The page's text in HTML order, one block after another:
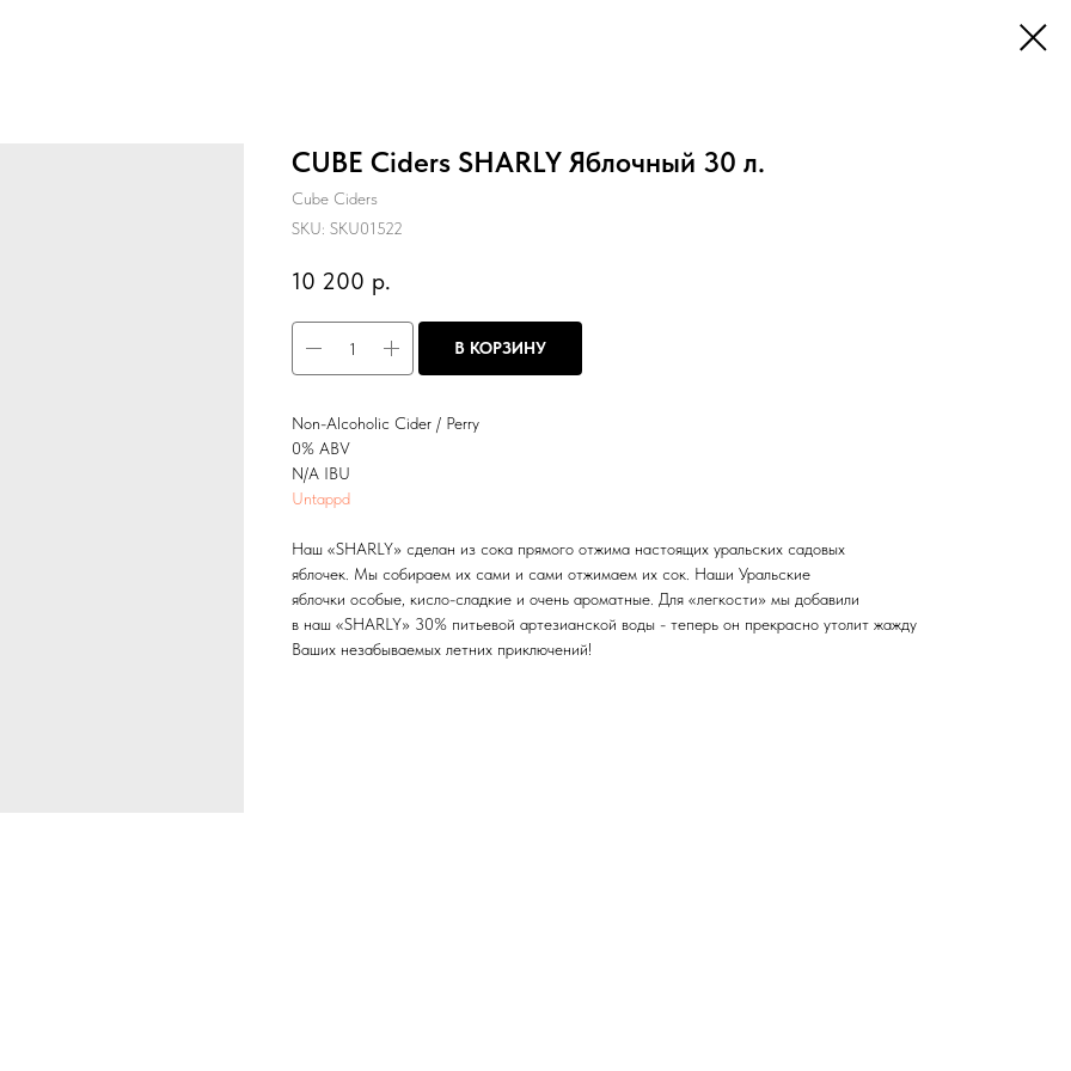
CUBE Ciders SHARLY Яблочный 30 л.
Cube Ciders
SKU: SKU01522
10 200 р.
В КОРЗИНУ
Non-Alcoholic Cider / Perry
0% ABV
N/A IBU
Untappd
Наш «SHARLY» сделан из сока прямого отжима настоящих уральских садовых
яблочек. Мы собираем их сами и сами отжимаем их сок. Наши Уральские
яблочки особые, кисло-сладкие и очень ароматные. Для «легкости» мы добавили
в наш «SHARLY» 30% питьевой артезианской воды - теперь он прекрасно утолит жажду
Ваших незабываемых летних приключений!